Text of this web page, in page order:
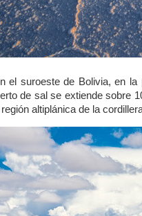
el suroeste de Bolivia, en
de sal se extiende sobre
altiplánica de la